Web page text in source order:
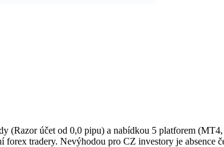
(Razor účet od 0,0 pipu) a nabídkou 5 platforem
tradery. Nevýhodou pro CZ investory je absence